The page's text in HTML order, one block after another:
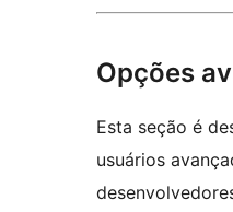
Opções
Esta seção é
usuários